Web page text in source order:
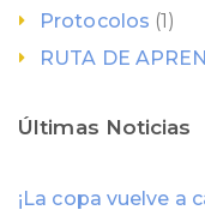
Protocolos (1)
RUTA DE
Últimas Noticias
¡La copa vuelve a